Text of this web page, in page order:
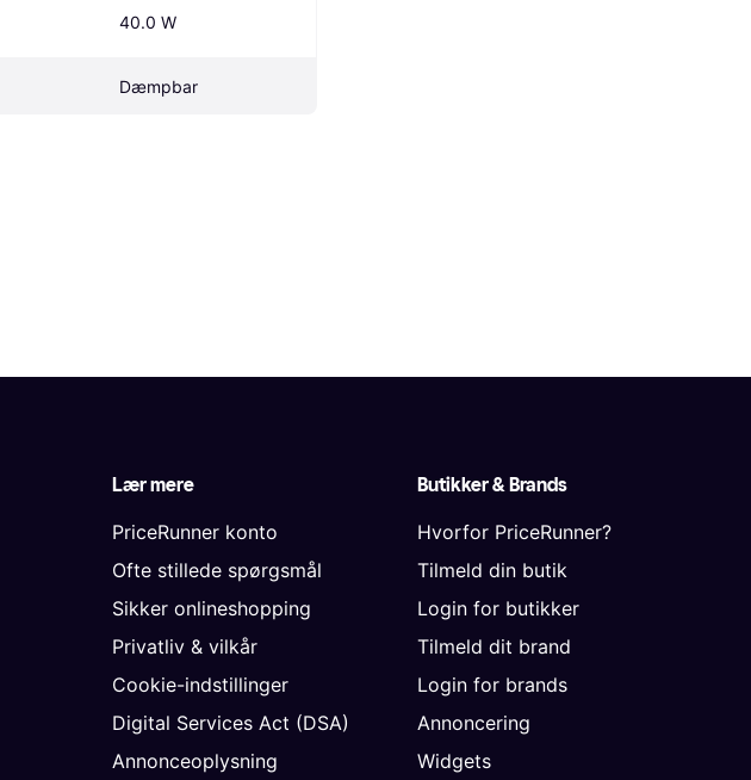
40.0 W
Dæmpbar
Lær mere
PriceRunner konto
Ofte stillede spørgsmål
Sikker onlineshopping
Privatliv & vilkår
Cookie-indstillinger
Digital Services Act (DSA)
Annonceoplysning
Butikker & Brands
Hvorfor PriceRunner?
Tilmeld din butik
Login for butikker
Tilmeld dit brand
Login for brands
Annoncering
Widgets